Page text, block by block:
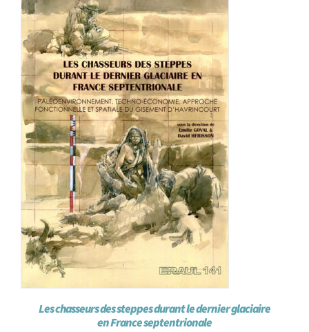
Les chasseurs des steppes durant le dernier glaciaire
en France septentrionale